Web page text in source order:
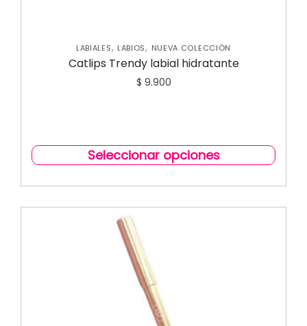
LABIALES, LABIOS, NUEVA COLECCIÓN
Catlips Trendy labial hidratante
$ 9.900
Seleccionar opciones